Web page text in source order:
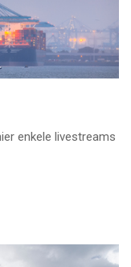
enkele livestreams